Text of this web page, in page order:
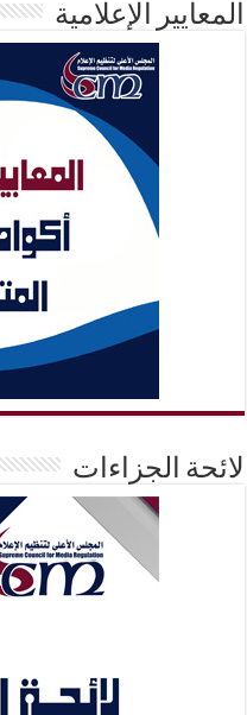
المعايير الإعلامية
لائحة الجزاءات